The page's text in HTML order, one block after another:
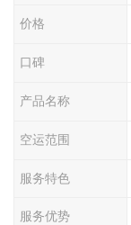
价格
口碑
产品名称
空运范围
服务特色
服务优势